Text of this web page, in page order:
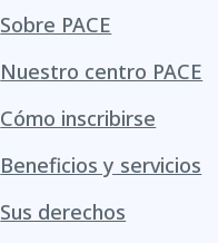
Sobre PACE
Nuestro centro PACE
Cómo inscribirse
Beneficios y servicios
Sus derechos